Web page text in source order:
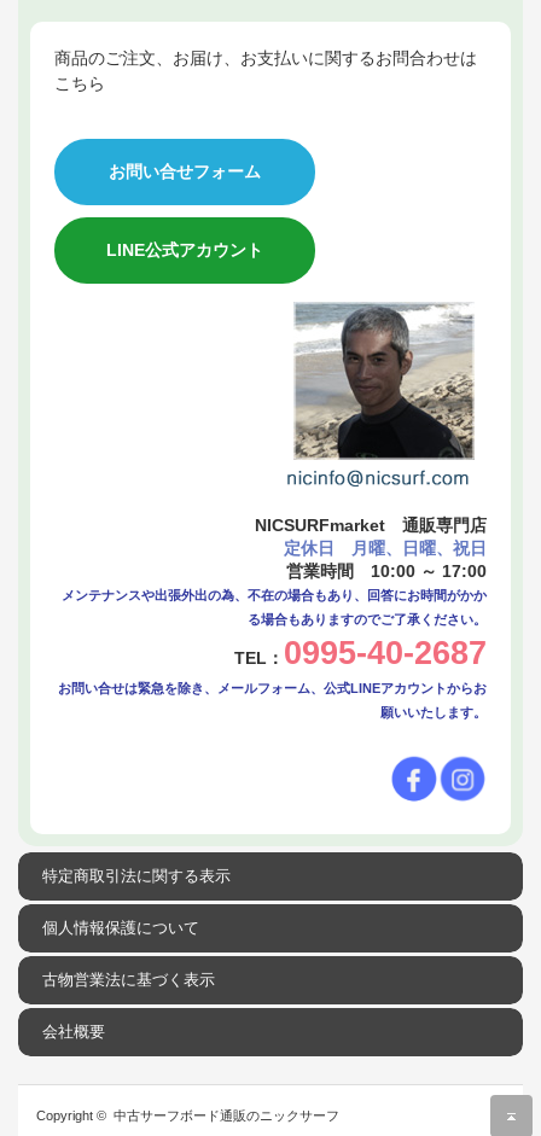
商品のご注文、お届け、お支払いに関するお問合わせは
こちら
お問い合せフォーム
LINE公式アカウント
NICSURFmarket 通販専門店
定休日 月曜、日曜、祝日
営業時間 10:00 ～ 17:00
メンテナンスや出張外出の為、不在の場合もあり、回答にお時間がかか
る場合もありますのでご了承ください。
TEL： 0995-40-2687
お問い合せは緊急を除き、メールフォーム、公式LINEアカウントからお
願いいたします。
特定商取引法に関する表示
個人情報保護について
古物営業法に基づく表示
会社概要
Copyright © 中古サーフボード通販のニックサーフ